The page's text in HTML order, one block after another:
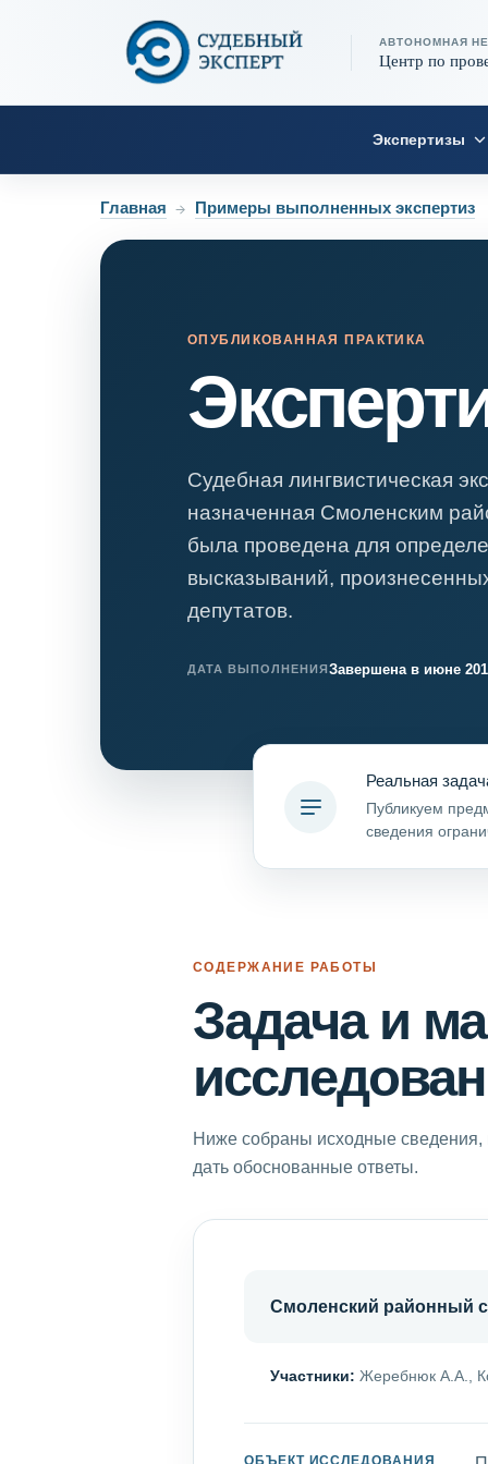
АВТОНОМНАЯ
Центр по
Экспертизы
Главная → Примеры выполненных экспертиз
ОПУБЛИКОВАННАЯ ПРАКТИКА
Судебная лингвистическая
назначенная Смоленским
была проведена для
высказываний,
депутатов.
ДАТА ВЫПОЛНЕНИЯЗавершена в июне
Реальная
Публикуем
сведения
СОДЕРЖАНИЕ РАБОТЫ
Задача и
Ниже собраны исходные сведения,
дать обоснованные ответы.
Смоленский районный
Участники: Жеребнюк А.А.,
ОБЪЕКТ ИССЛЕДОВАНИЯ